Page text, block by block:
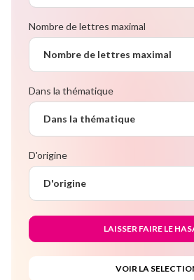
Nombre de lettres maximal
Nombre de lettres maximal
Dans la thématique
Dans la thématique
D'origine
D'origine